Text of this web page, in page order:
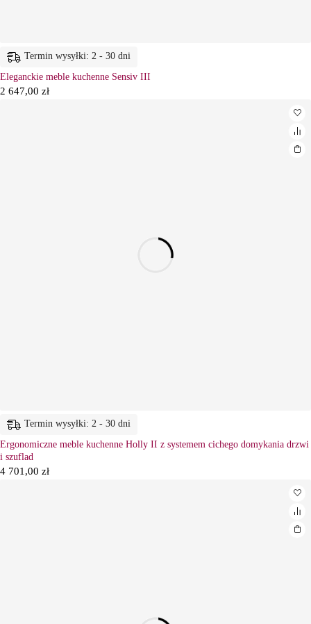
Termin wysyłki: 2 - 30 dni
Eleganckie meble kuchenne Sensiv III
2 647,00 zł
Termin wysyłki: 2 - 30 dni
Ergonomiczne meble kuchenne Holly II z systemem cichego domykania drzwi
i szuflad
4 701,00 zł